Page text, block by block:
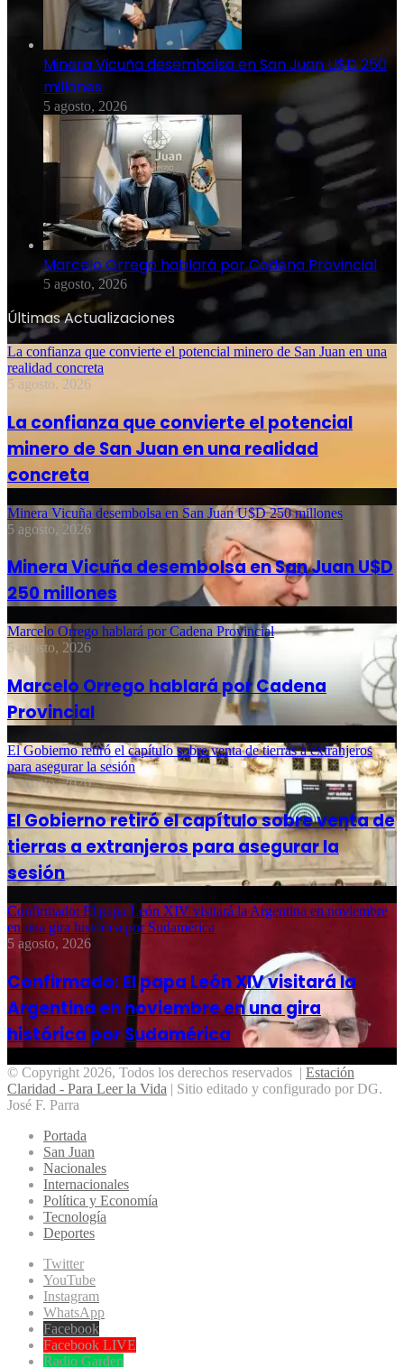
Minera Vicuña desembolsa en San Juan U$D 250
millones
5 agosto, 2026
Marcelo Orrego hablará por Cadena Provincial
5 agosto, 2026
Últimas Actualizaciones
La confianza que convierte el potencial minero de San Juan en una
realidad concreta
5 agosto, 2026
La confianza que convierte el potencial
minero de San Juan en una realidad
concreta
Minera Vicuña desembolsa en San Juan U$D 250 millones
5 agosto, 2026
Minera Vicuña desembolsa en San Juan U$D
250 millones
Marcelo Orrego hablará por Cadena Provincial
5 agosto, 2026
Marcelo Orrego hablará por Cadena
Provincial
El Gobierno retiró el capítulo sobre venta de tierras a extranjeros
para asegurar la sesión
5 agosto, 2026
El Gobierno retiró el capítulo sobre venta de
tierras a extranjeros para asegurar la
sesión
Confirmado: El papa León XIV visitará la Argentina en noviembre
en una gira histórica por Sudamérica
5 agosto, 2026
Confirmado: El papa León XIV visitará la
Argentina en noviembre en una gira
histórica por Sudamérica
© Copyright 2026, Todos los derechos reservados | Estación
Claridad - Para Leer la Vida | Sitio editado y configurado por DG.
José F. Parra
Portada
San Juan
Nacionales
Internacionales
Política y Economía
Tecnología
Deportes
Twitter
YouTube
Instagram
WhatsApp
Facebook
Facebook LIVE
Radio Garden